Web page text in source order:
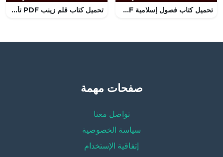
تحميل كتاب فصول إسلامية PDF تأليف علي الطنطاوي مجانا [كامل] تحميل كتاب قلم زينب PDF تأليف أمير تاج السر مجانا [كامل]
صفحات مهمة
تواصل معنا
سياسة الخصوصية
إتفاقية الإستخدام